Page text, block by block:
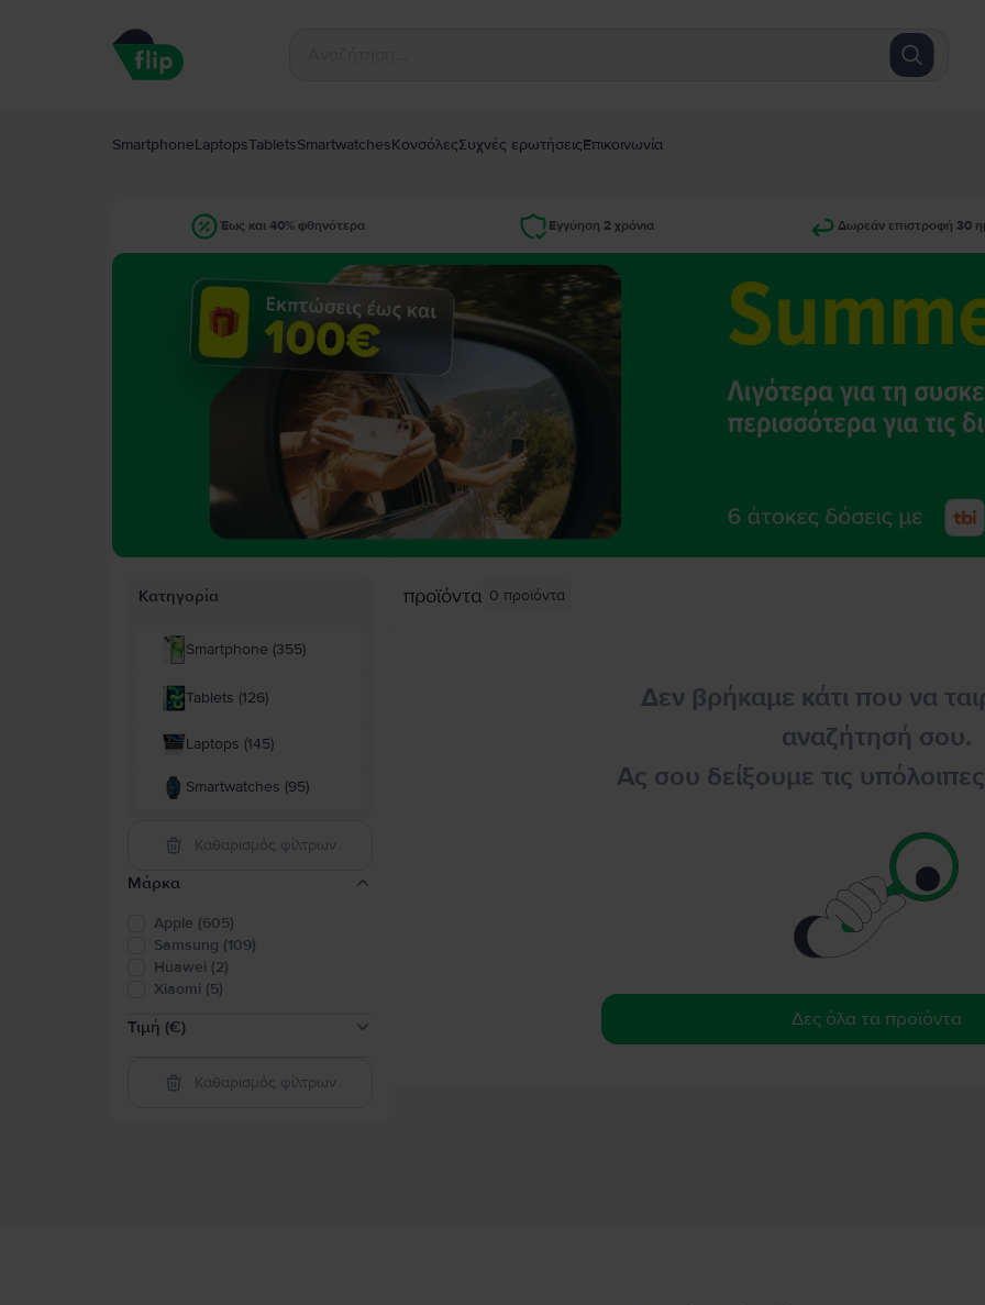
SmartphoneLaptopsTabletsSmartwatchesΚονσόλεςΣυχνές ερωτήσειςΕπικοινωνία
Έως και 40% φθηνότερα Εγγύηση 2 χρόνια Δωρεάν επιστροφή 30
Κατηγορία
Smartphone (355)
Tablets (126)
Laptops (145)
Smartwatches (95)
Καθαρισμός φίλτρων
Μάρκα
Apple (605)
Samsung (109)
Huawei (2)
Xiaomi (5)
Τιμή (€)
Καθαρισμός φίλτρων
προϊόντα 0 προϊόντα
Δεν βρήκαμε κάτι που να
αναζήτησή σου.
Ας σου δείξουμε τις
Δες όλα τα προϊόντα